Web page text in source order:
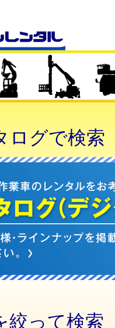
ログで検索
絞って検索